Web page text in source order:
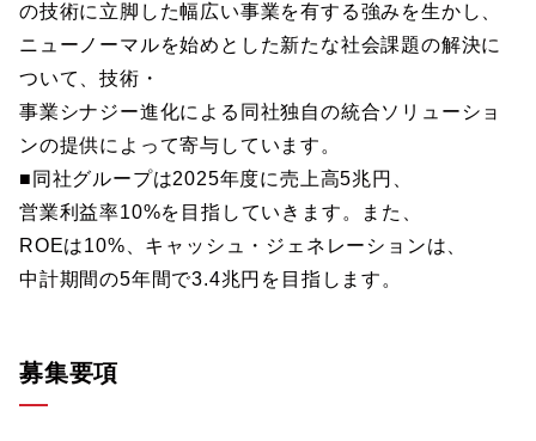
の技術に立脚した幅広い事業を有する強みを生かし、
ニューノーマルを始めとした新たな社会課題の解決に
ついて、技術・
事業シナジー進化による同社独自の統合ソリューショ
ンの提供によって寄与しています。
■同社グループは2025年度に売上高5兆円、
営業利益率10%を目指していきます。また、
ROEは10%、キャッシュ・ジェネレーションは、
中計期間の5年間で3.4兆円を目指します。
募集要項